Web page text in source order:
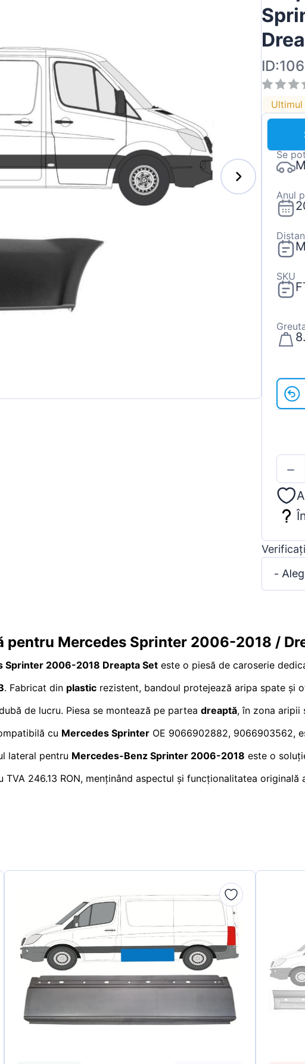
Se
Anul
SKU
-
pentru Mercedes Sprinter 2006-2018 /
Sprinter 2006-2018 Dreapta Set este o piesă de caroserie
. Fabricat din plastic rezistent, bandoul protejează aripa spate și
de lucru. Piesa se montează pe partea dreaptă, în zona aripii
cu Mercedes Sprinter OE 9066902882, 9066903562,
lateral pentru Mercedes-Benz Sprinter 2006-2018 este o
246.13 RON, menținând aspectul și funcționalitatea originală